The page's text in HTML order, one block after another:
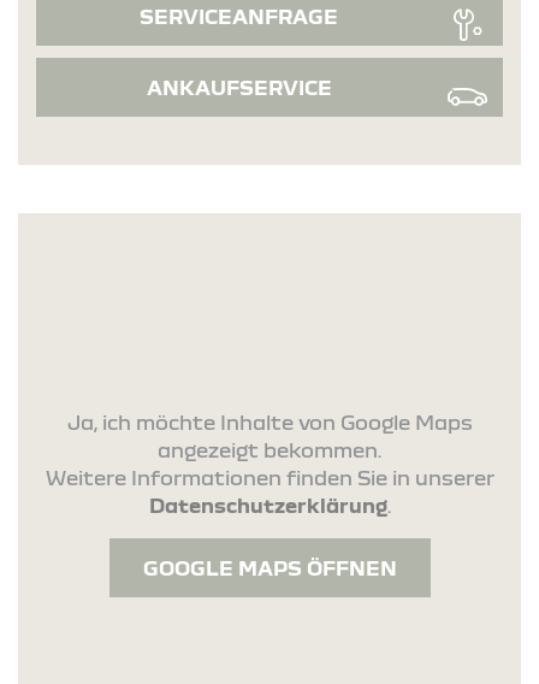
SERVICEANFRAGE
ANKAUFSERVICE
Ja, ich möchte Inhalte von Google Maps
angezeigt bekommen.
Weitere Informationen finden Sie in unserer
Datenschutzerklärung.
GOOGLE MAPS ÖFFNEN